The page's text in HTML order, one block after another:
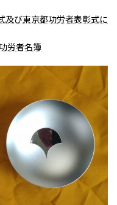
及び東京都功労者表彰式に
労者名簿